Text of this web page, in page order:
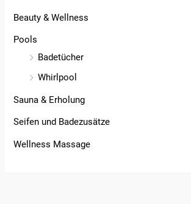
Beauty & Wellness
Pools
Badetücher
Whirlpool
Sauna & Erholung
Seifen und Badezusätze
Wellness Massage